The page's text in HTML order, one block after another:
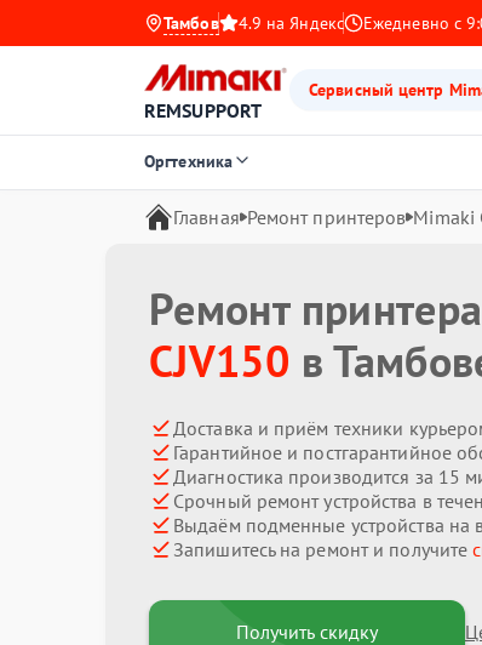
Тамбов 4.9 на Яндекс Ежедневно с
REMSUPPORT
Сервисный центр
Оргтехника
Главная Ремонт принтеров Mimaki
Ремонт принтера
CJV150 в
Доставка и приём техники
Гарантийное и постгарантийное
Диагностика производится за 15
Срочный ремонт устройства в
Выдаём подменные устройства на
Запишитесь на ремонт и получите
Получить скидку